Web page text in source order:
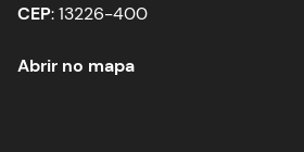
CEP: 13226-400
Abrir no mapa